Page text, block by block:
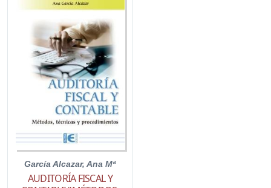
García Alcazar, Ana Mª
AUDITORÍA FISCAL Y